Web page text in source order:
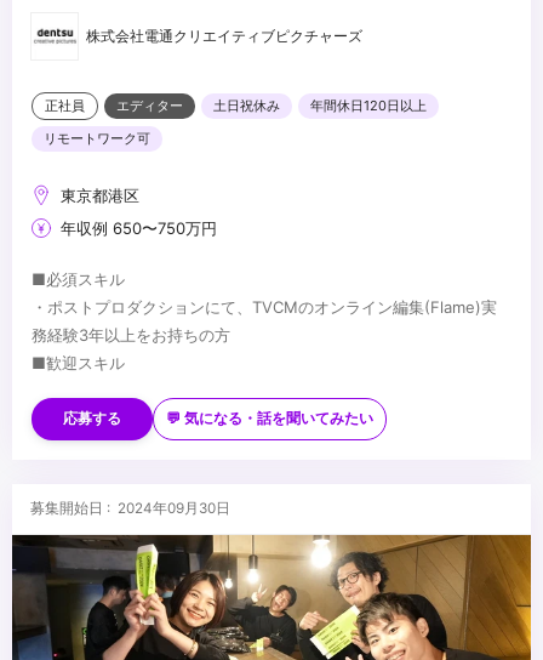
株式会社電通クリエイティブピクチャーズ
正社員 エディター 土日祝休み
年間休日120日以上
リモートワーク可
東京都港区
年収例 650〜750万円
■必須スキル
・ポストプロダクションにて、TVCMのオンライン編集(Flame)実
務経験3年以上をお持ちの方
■歓迎スキル
・生成AIをはじめ、先進映像技術の知見、活用実績
・バーチャルプロダクションに関する知見、経験
・技術習得に積極的な方
応募する 💬 気になる・話を聞いてみたい
募集開始日 : 2024年09月30日